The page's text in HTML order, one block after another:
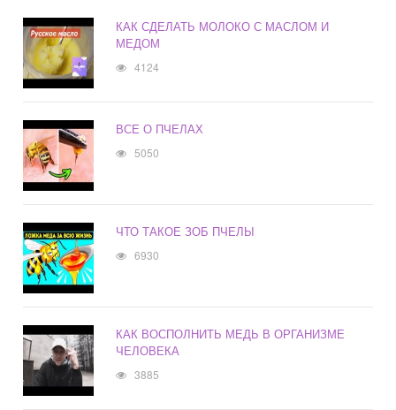
КАК СДЕЛАТЬ МОЛОКО С МАСЛОМ И
МЕДОМ
4124
ВСЕ О ПЧЕЛАХ
5050
ЧТО ТАКОЕ ЗОБ ПЧЕЛЫ
6930
КАК ВОСПОЛНИТЬ МЕДЬ В ОРГАНИЗМЕ
ЧЕЛОВЕКА
3885